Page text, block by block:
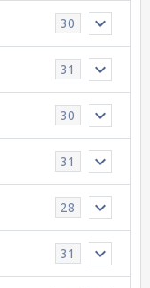
30
31
30
31
28
31